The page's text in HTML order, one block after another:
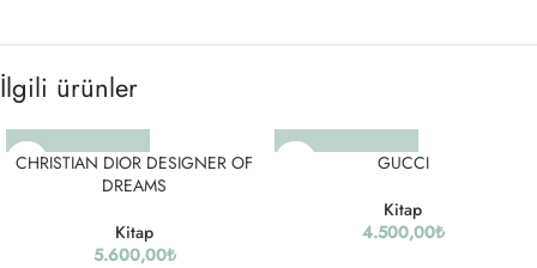
İlgili ürünler
CHRISTIAN DIOR DESIGNER OF
DREAMS
Kitap
5.600,00₺
GUCCI
Kitap
4.500,00₺